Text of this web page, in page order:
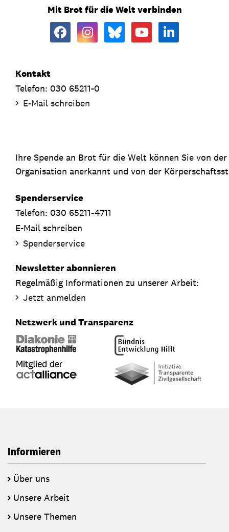
Mit Brot für die Welt verbinden
Kontakt
Telefon: 030 65211-0
E-Mail schreiben
Ihre Spende an Brot für die Welt können Sie von
Organisation anerkannt und von der
Spenderservice
Telefon: 030 65211-4711
E-Mail schreiben
Spenderservice
Newsletter abonnieren
Regelmäßig Informationen zu unserer Arbeit:
Jetzt anmelden
Netzwerk und Transparenz
Informieren
Über uns
Unsere Arbeit
Unsere Themen